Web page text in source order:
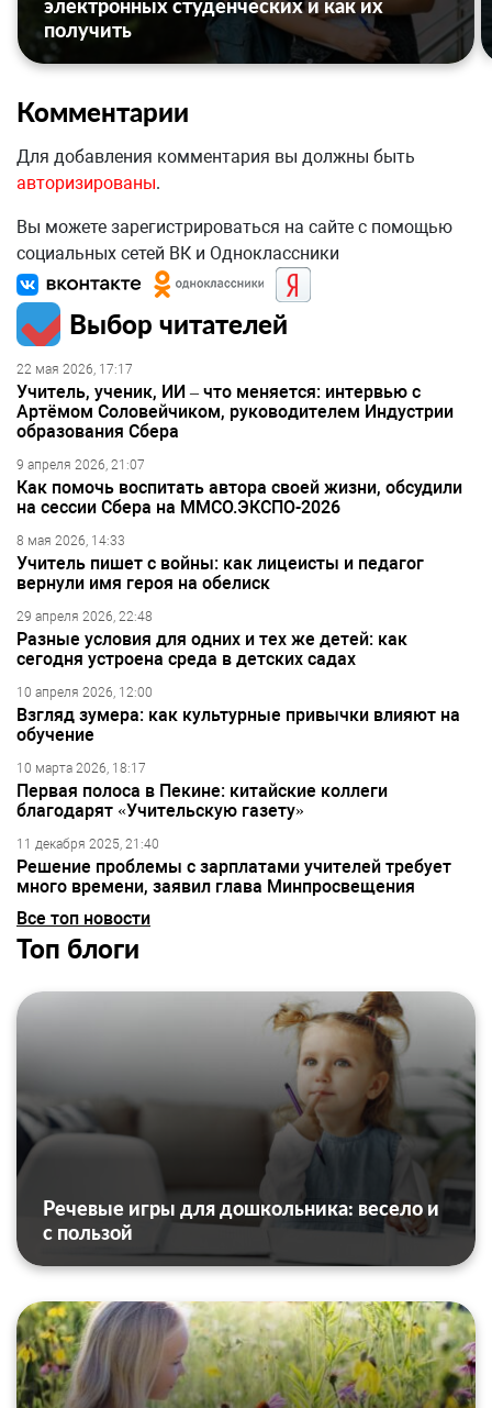
электронных студенческих и как их
получить
Комментарии
Для добавления комментария вы должны быть
авторизированы.
Вы можете зарегистрироваться на сайте с помощью
социальных сетей ВК и Одноклассники
Выбор читателей
22 мая 2026, 17:17
Учитель, ученик, ИИ – что меняется: интервью с
Артёмом Соловейчиком, руководителем Индустрии
образования Сбера
9 апреля 2026, 21:07
Как помочь воспитать автора своей жизни, обсудили
на сессии Сбера на ММСО.ЭКСПО-2026
8 мая 2026, 14:33
Учитель пишет с войны: как лицеисты и педагог
вернули имя героя на обелиск
29 апреля 2026, 22:48
Разные условия для одних и тех же детей: как
сегодня устроена среда в детских садах
10 апреля 2026, 12:00
Взгляд зумера: как культурные привычки влияют на
обучение
10 марта 2026, 18:17
Первая полоса в Пекине: китайские коллеги
благодарят «Учительскую газету»
11 декабря 2025, 21:40
Решение проблемы с зарплатами учителей требует
много времени, заявил глава Минпросвещения
Все топ новости
Топ блоги
Речевые игры для дошкольника: весело и
с пользой